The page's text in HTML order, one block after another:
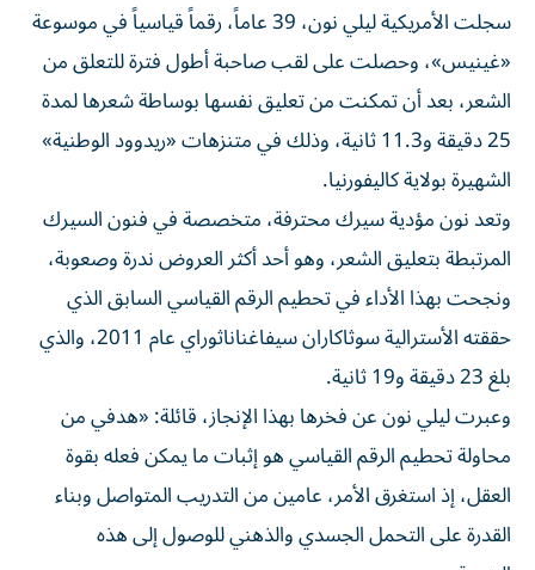
سجلت الأمريكية ليلي نون، 39 عاماً، رقماً قياسياً في موسوعة
«غينيس»، وحصلت على لقب صاحبة أطول فترة للتعلق من
الشعر، بعد أن تمكنت من تعليق نفسها بوساطة شعرها لمدة
25 دقيقة و11.3 ثانية، وذلك في متنزهات «ريدوود الوطنية»
الشهيرة بولاية كاليفورنيا.
وتعد نون مؤدية سيرك محترفة، متخصصة في فنون السيرك
المرتبطة بتعليق الشعر، وهو أحد أكثر العروض ندرة وصعوبة،
ونجحت بهذا الأداء في تحطيم الرقم القياسي السابق الذي
حققته الأسترالية سوثاكاران سيفاغناناثوراي عام 2011، والذي
بلغ 23 دقيقة و19 ثانية.
وعبرت ليلي نون عن فخرها بهذا الإنجاز، قائلة: «هدفي من
محاولة تحطيم الرقم القياسي هو إثبات ما يمكن فعله بقوة
العقل، إذ استغرق الأمر، عامين من التدريب المتواصل وبناء
القدرة على التحمل الجسدي والذهني للوصول إلى هذه